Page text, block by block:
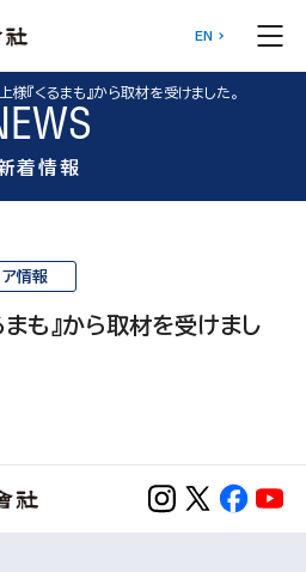
EN
様『くるまも』から取材を受けました。
着情報
ア情報
も』から取材を受けまし